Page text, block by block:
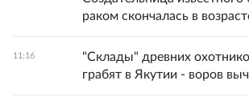
раком скончалась в
11:16
"Склады" древних
грабят в Якутии - воров